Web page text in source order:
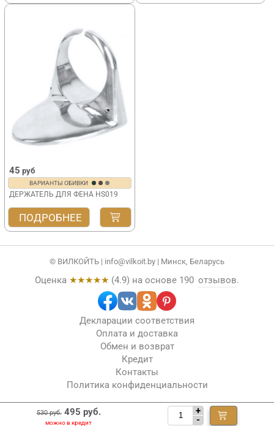
530 руб. 495 руб.
+
-
45 руб
ВАРИАНТЫ ОБИВКИ
ДЕРЖАТЕЛЬ ДЛЯ ФЕНА HS019
ПОДРОБНЕЕ
© ВИЛКОЙТЬ | info@vilkoit.by | Минск, Беларусь
Оценка ★★★★★ (4.9) на основе 190 отзывов.
Декларации соответствия
Оплата и доставка
Обмен и возврат
Кредит
Контакты
Политика конфиденциальности